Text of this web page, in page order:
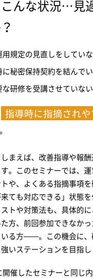
んな状況…見
規定の見直しをしてい
秘密保持契約を結んで
研修を受講させていない
指導時に指摘され
まえば、改善指導や報
。このセミナーでは、
や、よくある指摘事項を
来ても対応できる」状態
トや対策法も、具体的
方、前回参加できなか
いる方——。この機会に、
いステーションを目指し
催したセミナーと同じ内